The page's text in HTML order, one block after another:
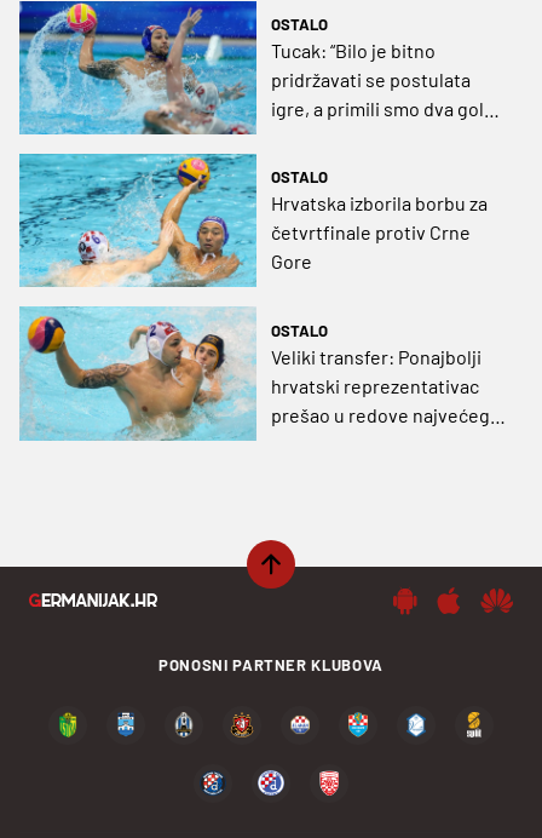
OSTALO
Tucak: “Bilo je bitno
pridržavati se postulata
igre, a primili smo dva gola
OSTALO
Hrvatska izborila borbu za
četvrtfinale protiv Crne
Gore
OSTALO
Veliki transfer: Ponajbolji
hrvatski reprezentativac
prešao u redove najvećeg
PONOSNI PARTNER KLUBOVA